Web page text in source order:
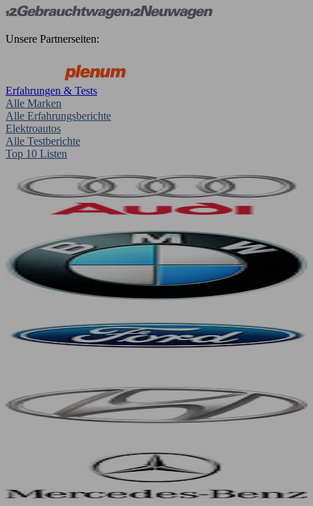
Unsere Partnerseiten:
Erfahrungen & Tests
Alle Marken
Alle Erfahrungsberichte
Elektroautos
Alle Testberichte
Top 10 Listen